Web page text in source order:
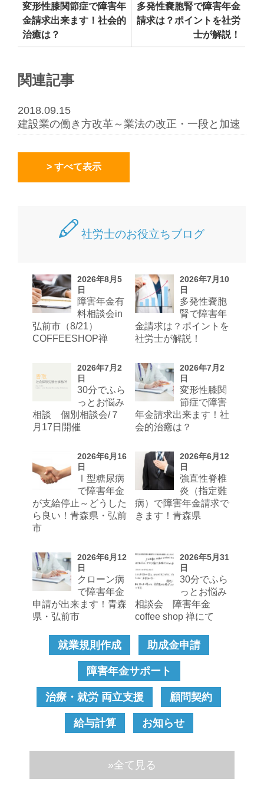
変形性膝関節症で障害年
金請求出来ます！社会的
治癒は？
多発性嚢胞腎で障害年金
請求は？ポイントを社労
士が解説！
関連記事
2018.09.15
建設業の働き方改革～業法の改正・一段と加速
> すべて表示
社労士のお役立ちブログ
2026年8月5
日
障害年金有
料相談会in
弘前市（8/21）
COFFEESHOP禅
2026年7月10
日
多発性嚢胞
腎で障害年
金請求は？ポイントを
社労士が解説！
2026年7月2
日
30分でふら
っとお悩み
相談 個別相談会/７
月17日開催
2026年7月2
日
変形性膝関
節症で障害
年金請求出来ます！社
会的治癒は？
2026年6月16
日
Ⅰ型糖尿病
で障害年金
が支給停止～どうした
ら良い！青森県・弘前
市
2026年6月12
日
強直性脊椎
炎（指定難
病）で障害年金請求で
きます！青森県
2026年6月12
日
クローン病
で障害年金
申請が出来ます！青森
県・弘前市
2026年5月31
日
30分でふら
っとお悩み
相談会 障害年金
coffee shop 禅にて
就業規則作成 助成金申請
障害年金サポート
治療・就労 両立支援 顧問契約
給与計算 お知らせ
»全て見る